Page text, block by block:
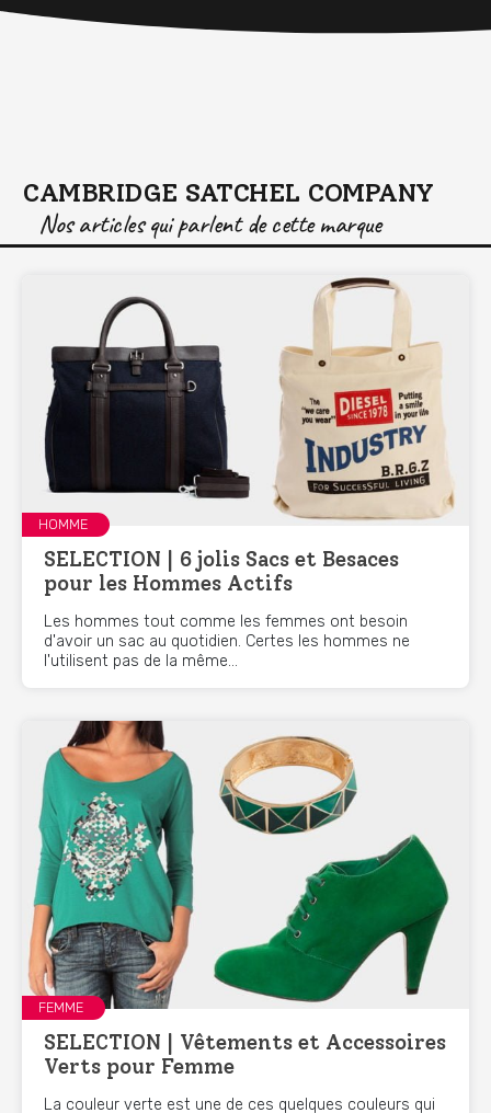
CAMBRIDGE SATCHEL COMPANY
Nos articles qui parlent de cette marque
HOMME
SELECTION | 6 jolis Sacs et Besaces
pour les Hommes Actifs
Les hommes tout comme les femmes ont besoin
d'avoir un sac au quotidien. Certes les hommes ne
l'utilisent pas de la même...
FEMME
SELECTION | Vêtements et Accessoires
Verts pour Femme
La couleur verte est une de ces quelques couleurs qui